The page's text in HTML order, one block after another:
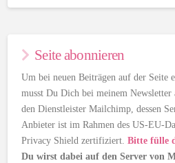
Seite abonnieren
Um bei neuen Beiträgen auf der Seite
musst Du Dich bei meinem
den Dienstleister Mailchimp, dessen
Anbieter ist im Rahmen des US-EU-
Privacy Shield zertifiziert.Bitte fülle
Du wirst dabei auf den Server von